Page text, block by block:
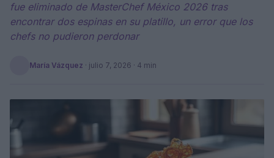
fue eliminado de MasterChef México 2026 tras
encontrar dos espinas en su platillo, un error que los
chefs no pudieron perdonar
María Vázquez · julio 7, 2026 · 4 min